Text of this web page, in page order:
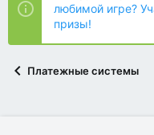
любимой игре?
призы!
Платежные системы